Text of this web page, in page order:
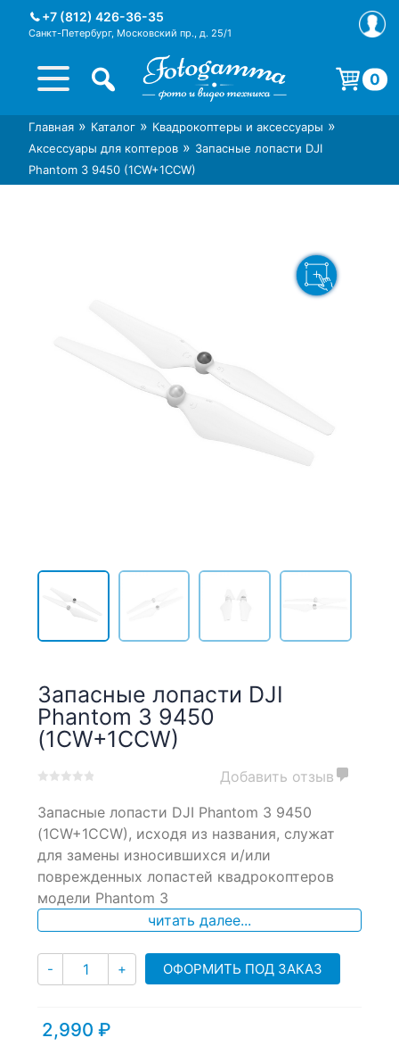
+7 (812) 426-36-35
Санкт-Петербург, Московский пр., д. 25/1
Интернет-магазин фототехники
Foto-Gamma в СПб
Магазин фотоаксессуаров foto-
gamma.ru
0
Корзина пуста.
Главная » Каталог » Квадрокоптеры и аксессуары »
Аксессуары для коптеров » Запасные лопасти DJI
Phantom 3 9450 (1CW+1CCW)
Запасные лопасти DJI
Phantom 3 9450
(1CW+1CCW)
out
based
on
customer
ratings
Добавить отзыв
Запасные лопасти DJI Phantom 3 9450
(1CW+1CCW), исходя из названия, служат
для замены износившихся и/или
поврежденных лопастей квадрокоптеров
модели Phantom 3
читать далее...
- Количество
+ ОФОРМИТЬ ПОД ЗАКАЗ
2,990 ₽